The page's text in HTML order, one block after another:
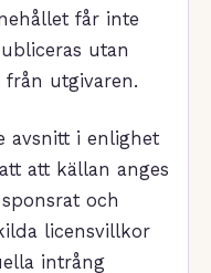
får inte
utan
utgivaren.
avsnitt i enlighet
att källan anges
och
licensvillkor
intrång